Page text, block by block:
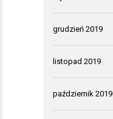
grudzień 2019
listopad 2019
październik 2019